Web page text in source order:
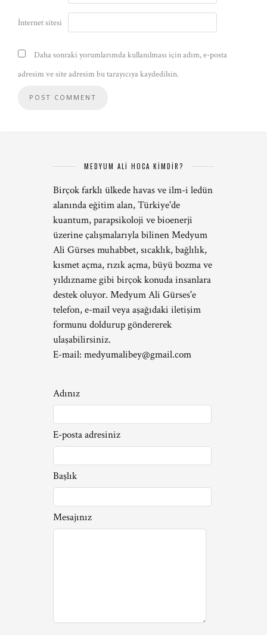
İnternet sitesi
Daha sonraki yorumlarımda kullanılması için adım, e-posta
adresim ve site adresim bu tarayıcıya kaydedilsin.
MEDYUM ALİ HOCA KİMDİR?
Birçok farklı ülkede havas ve ilm-i ledün
alanında eğitim alan, Türkiye'de
kuantum, parapsikoloji ve bioenerji
üzerine çalışmalarıyla bilinen Medyum
Ali Gürses muhabbet, sıcaklık, bağlılık,
kısmet açma, rızık açma, büyü bozma ve
yıldızname gibi birçok konuda insanlara
destek oluyor. Medyum Ali Gürses'e
telefon, e-mail veya aşağıdaki iletişim
formunu doldurup göndererek
ulaşabilirsiniz.
E-mail: medyumalibey@gmail.com
Adınız
E-posta adresiniz
Başlık
Mesajınız